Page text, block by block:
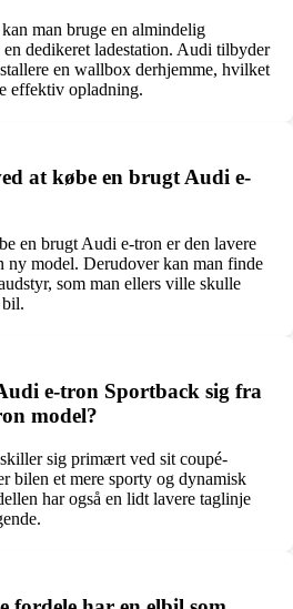
man bruge en almindelig
dedikeret ladestation. Audi tilbyder
en wallbox derhjemme, hvilket
effektiv opladning.
at købe en brugt Audi e-
en brugt Audi e-tron er den lavere
ny model. Derudover kan man finde
som man ellers ville skulle
bil.
e-tron Sportback sig fra
model?
sig primært ved sit coupé-
bilen et mere sporty og dynamisk
har også en lidt lavere taglinje